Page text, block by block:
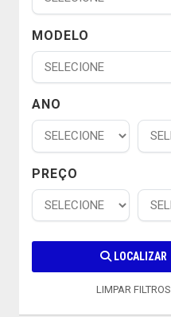
MODELO
ANO
PREÇO
LOCALIZAR
LIMPAR FILTROS